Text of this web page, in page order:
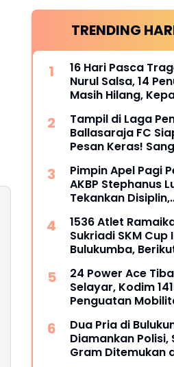
TRENDING
16 Hari Pasca
Nurul Salsa, 14
Masih Hilang,
dipertanyakan
Tampil di Laga
Ballasaraja FC
Pesan Keras!
Sempurna di Piala
Kemerdekaan
2026
Pimpin Apel Pagi
AKBP Stephanus
Tekankan Disiplin,
terhadap
1536 Atlet
Sukriadi SKM Cup I
Bulukumba,
24 Power Ace
Selayar, Kodim
Penguatan
Dua Pria di
Diamankan Polisi,
Gram Ditemukan